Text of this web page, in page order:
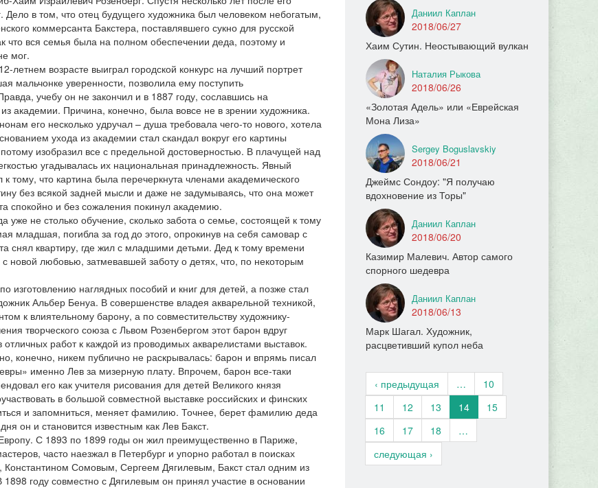
в том, что отец будущего художника был человеком небогатым,
коммерсанта Бакстера, поставлявшего сукно для русской
что вся семья была на полном обеспечении деда, поэтому и
мог.
возрасте выиграл городской конкурс на лучший портрет
мальчонке уверенности, позволила ему поступить
учебу он не закончил и в 1887 году, сославшись на
академии. Причина, конечно, была вовсе не в зрении художника.
его несколько удручал – душа требовала чего-то нового, хотела
ухода из академии стал скандал вокруг его картины
изобразил все с предельной достоверностью. В плачущей над
угадывалась их национальная принадлежность. Явный
тому, что картина была перечеркнута членами академического
без всякой задней мысли и даже не задумываясь, что она может
спокойно и без сожаления покинул академию.
уже не столько обучение, сколько забота о семье, состоящей к тому
младшая, погибла за год до этого, опрокинув на себя самовар с
снял квартиру, где жил с младшими детьми. Дед к тому времени
новой любовью, затмевавшей заботу о детях, что, по некоторым
изготовлению наглядных пособий и книг для детей, а позже стал
Альбер Бенуа. В совершенстве владея акварельной техникой,
к влиятельному барону, а по совместительству художнику-
творческого союза с Львом Розенбергом этот барон вдруг
работ к каждой из проводимых акварелистами выставок.
конечно, никем публично не раскрывалась: барон и впрямь писал
именно Лев за мизерную плату. Впрочем, барон все-таки
его как учителя рисования для детей Великого князя
в большой совместной выставке российских и финских
и запомниться, меняет фамилию. Точнее, берет фамилию деда
он и становится известным как Лев Бакст.
С 1893 по 1899 годы он жил преимущественно в Париже,
часто наезжал в Петербург и упорно работал в поисках
Константином Сомовым, Сергеем Дягилевым, Бакст стал одним из
году совместно с Дягилевым он принял участие в основании
Даниил Каплан
2018/06/27
Хаим Сутин. Неостывающий вулкан
Наталия Рыкова
2018/06/26
«Золотая Адель» или «Еврейская
Мона Лиза»
Sergey Boguslavskiy
2018/06/21
Джеймс Сондоу: "Я получаю
вдохновение из Торы"
Даниил Каплан
2018/06/20
Казимир Малевич. Автор самого
спорного шедевра
Даниил Каплан
2018/06/13
Марк Шагал. Художник,
расцветивший купол неба
‹ предыдущая …
10
11
12 13 14
15
16
17 18
…
следующая ›